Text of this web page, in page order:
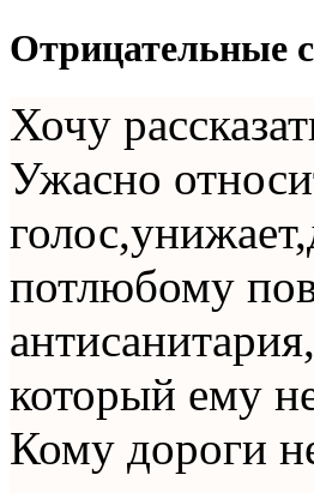
Отрицательные
Хочу
Ужасно
потлюбому
который ему
Кому дороги